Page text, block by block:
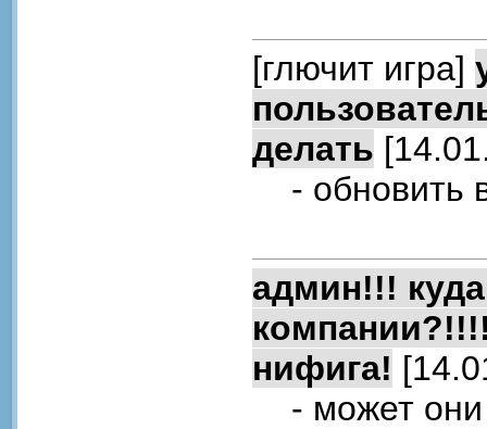
[глючит игра]
делать
- обновить
админ!!!
нифига!
- может они